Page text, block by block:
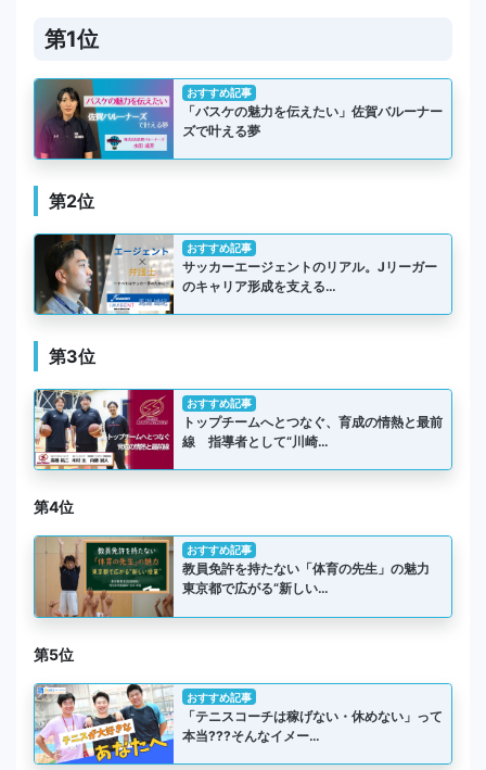
第1位
おすすめ記事
「バスケの魅力を伝えたい」佐賀バルーナー
ズで叶える夢
第2位
おすすめ記事
サッカーエージェントのリアル。Jリーガー
のキャリア形成を支える…
第3位
おすすめ記事
トップチームへとつなぐ、育成の情熱と最前
線 指導者として“川崎…
第4位
おすすめ記事
教員免許を持たない「体育の先生」の魅力
東京都で広がる“新しい…
第5位
おすすめ記事
「テニスコーチは稼げない・休めない」って
本当???そんなイメー…